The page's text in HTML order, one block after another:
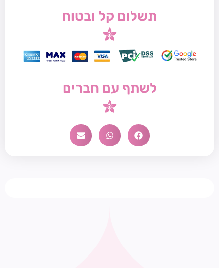
תשלום קל ובטוח
לשתף עם חברים